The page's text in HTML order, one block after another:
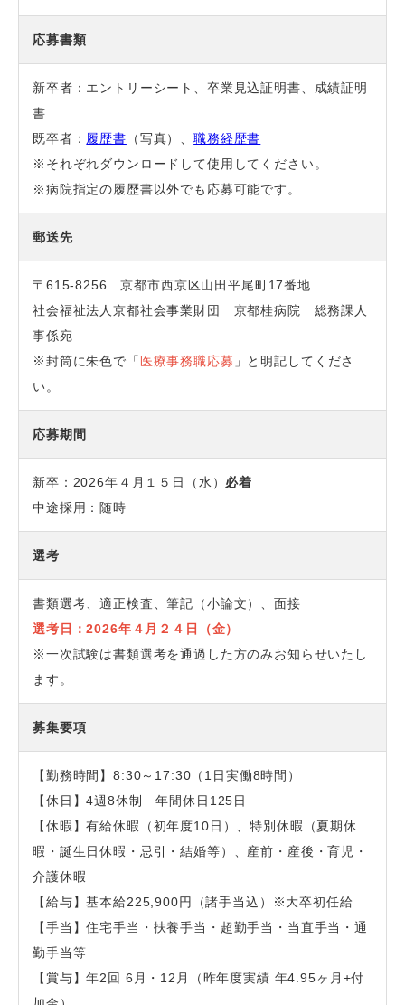
応募書類
新卒者：エントリーシート、卒業見込証明書、成績証明
書
既卒者： 履歴書 （写真）、職務経歴書
※それぞれダウンロードして使用してください。
※病院指定の履歴書以外でも応募可能です。
郵送先
〒615-8256 京都市西京区山田平尾町17番地
社会福祉法人京都社会事業財団 京都桂病院 総務課人
事係宛
※封筒に朱色で「 医療事務職応募 」と明記してくださ
い。
応募期間
新卒：2026年４月１５日（水） 必着
中途採用：随時
選考
書類選考、適正検査、筆記（小論文）、面接
選考日：2026年４月２４日（金）
※一次試験は書類選考を通過した方のみお知らせいたし
ます。
募集要項
【勤務時間】8:30～17:30（1日実働8時間）
【休日】4週8休制 年間休日125日
【休暇】有給休暇（初年度10日）、特別休暇
（夏期休
暇・誕生日休暇・忌引・結婚等）、産前・産後・育児・
介護休暇
【給与】基本給225,900円（諸手当込）※大卒初任給
【手当】住宅手当・扶養手当・超勤手当・当直手当・通
勤手当等
【賞与】年2回 6月・12月（昨年度実績 年4.95ヶ月+付